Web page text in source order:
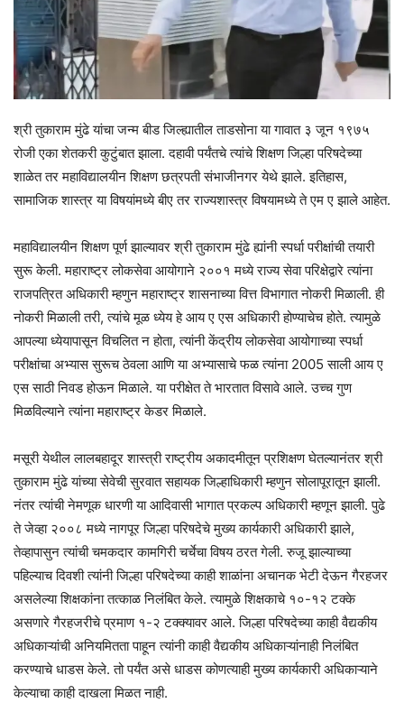
श्री तुकाराम मुंढे यांचा जन्म बीड जिल्ह्यातील ताडसोना या गावात ३ जून १९७५
रोजी एका शेतकरी कुटुंबात झाला. दहावी पर्यंतचे त्यांचे शिक्षण जिल्हा परिषदेच्या
शाळेत तर महाविद्यालयीन शिक्षण छत्रपती संभाजीनगर येथे झाले. इतिहास,
सामाजिक शास्त्र या विषयांमध्ये बीए तर राज्यशास्त्र विषयामध्ये ते एम ए झाले आहेत.
महाविद्यालयीन शिक्षण पूर्ण झाल्यावर श्री तुकाराम मुंढे ह्यांनी स्पर्धा परीक्षांची तयारी
सुरू केली. महाराष्ट्र लोकसेवा आयोगाने २००१ मध्ये राज्य सेवा परिक्षेद्वारे त्यांना
राजपत्रित अधिकारी म्हणुन महाराष्ट्र शासनाच्या वित्त विभागात नोकरी मिळाली. ही
नोकरी मिळाली तरी, त्यांचे मूळ ध्येय हे आय ए एस अधिकारी होण्याचेच होते. त्यामुळे
आपल्या ध्येयापासून विचलित न होता, त्यांनी केंद्रीय लोकसेवा आयोगाच्या स्पर्धा
परीक्षांचा अभ्यास सुरूच ठेवला आणि या अभ्यासाचे फळ त्यांना 2005 साली आय ए
एस साठी निवड होऊन मिळाले. या परीक्षेत ते भारतात विसावे आले. उच्च गुण
मिळविल्याने त्यांना महाराष्ट्र केडर मिळाले.
मसूरी येथील लालबहादूर शास्त्री राष्ट्रीय अकादमीतून प्रशिक्षण घेतल्यानंतर श्री
तुकाराम मुंढे यांच्या सेवेची सुरवात सहायक जिल्हाधिकारी म्हणुन सोलापूरातून झाली.
नंतर त्यांची नेमणूक धारणी या आदिवासी भागात प्रकल्प अधिकारी म्हणून झाली. पुढे
ते जेव्हा २००८ मध्ये नागपूर जिल्हा परिषदेचे मुख्य कार्यकारी अधिकारी झाले,
तेव्हापासुन त्यांची चमकदार कामगिरी चर्चेचा विषय ठरत गेली. रुजू झाल्याच्या
पहिल्याच दिवशी त्यांनी जिल्हा परिषदेच्या काही शाळांना अचानक भेटी देऊन गैरहजर
असलेल्या शिक्षकांना तत्काळ निलंबित केले. त्यामुळे शिक्षकाचे १०-१२ टक्के
असणारे गैरहजरीचे प्रमाण १-२ टक्क्यावर आले. जिल्हा परिषदेच्या काही वैद्यकीय
अधिकाऱ्यांची अनियमितता पाहून त्यांनी काही वैद्यकीय अधिकाऱ्यांनाही निलंबित
करण्याचे धाडस केले. तो पर्यंत असे धाडस कोणत्याही मुख्य कार्यकारी अधिकाऱ्याने
केल्याचा काही दाखला मिळत नाही.